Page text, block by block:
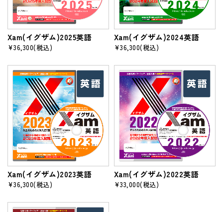
Xam(イグザム)2025英語
¥36,300(税込)
Xam(イグザム)2024英語
¥36,300(税込)
Xam(イグザム)2023英語
¥36,300(税込)
Xam(イグザム)2022英語
¥33,000(税込)